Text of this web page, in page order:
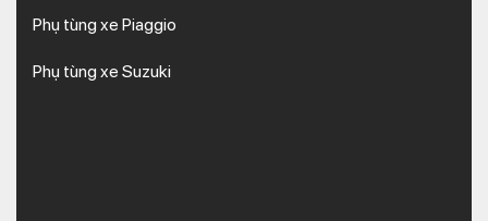
Phụ tùng xe Piaggio
Phụ tùng xe Suzuki